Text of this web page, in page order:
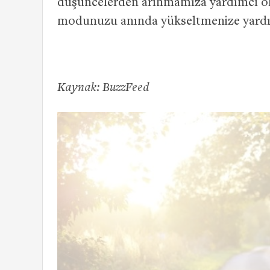
düşüncelerden arınmamıza
modunuzu anında yükseltmenize
Kaynak: BuzzFeed